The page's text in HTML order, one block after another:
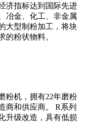
济指标达到国际先进
冶金、化工、非金属
大型制粉加工，将块
的粉状物料。
粉机，拥有22年磨粉
商和供应商。 R系列
升级改造，具有低损